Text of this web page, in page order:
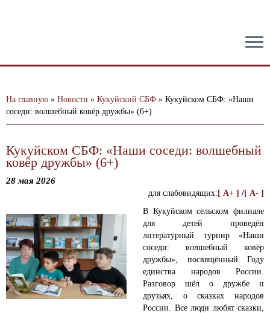
На главную » Новости » Кукуйский СБФ » Кукуйском СБФ: «Наши
соседи: волшебный ковёр дружбы» (6+)
Кукуйском СБФ: «Наши соседи: волшебный
ковёр дружбы» (6+)
28 мая 2026
для слабовидящих: [ A+ ] /[ A- ]
В Кукуйском сельском филиале
для детей проведён
литературный турнир «Наши
соседи: волшебный ковёр
дружбы», посвящённый Году
единства народов России.
Разговор шёл о дружбе и
друзьях, о сказках народов
России. Все люди любят сказки,